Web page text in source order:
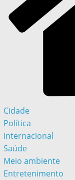
Cidade
Política
Internacional
Saúde
Meio ambiente
Entretenimento